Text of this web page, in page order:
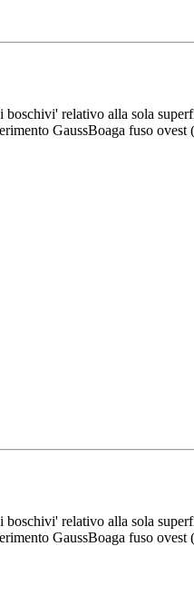
relativo alla sola
GaussBoaga fuso ovest
relativo alla sola
GaussBoaga fuso ovest